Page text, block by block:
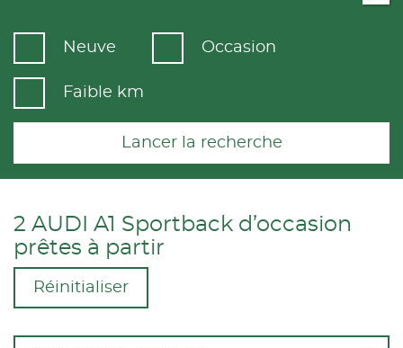
Neuve Occasion
Faible km
Lancer la recherche
2 AUDI A1 Sportback d’occasion
prêtes à partir
Réinitialiser